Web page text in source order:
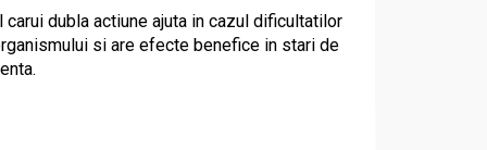
dubla actiune ajuta in cazul dificultatilor
si are efecte benefice in stari de